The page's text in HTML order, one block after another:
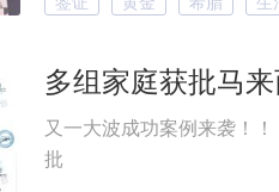
又一大波成功案例来袭！
批